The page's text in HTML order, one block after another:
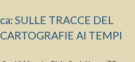
SULLE TRACCE DEL
AI TEMPI